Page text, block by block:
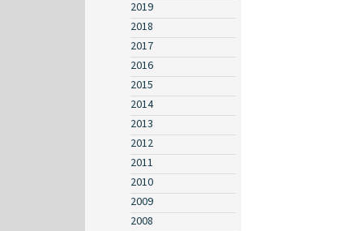
2019
2018
2017
2016
2015
2014
2013
2012
2011
2010
2009
2008